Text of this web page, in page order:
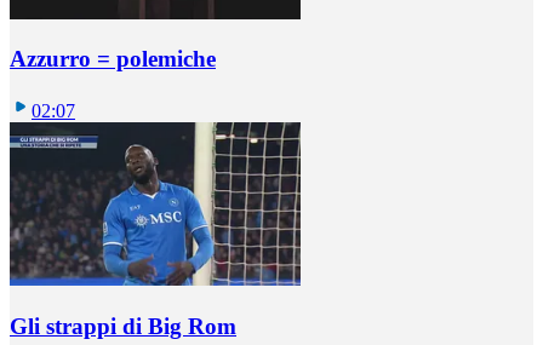
Azzurro = polemiche
02:07
Gli strappi di Big Rom